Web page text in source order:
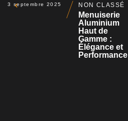
3 septembre 2025 NON CLASSÉ
Menuiserie
Aluminium
Haut de
Gamme :
Élégance et
Performance